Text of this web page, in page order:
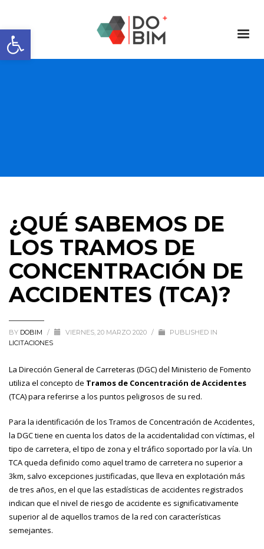
Abrir barra de herramientas
¿QUÉ SABEMOS DE
LOS TRAMOS DE
CONCENTRACIÓN DE
ACCIDENTES (TCA)?
BY DOBIM / VIERNES, 20 MARZO 2020 /
PUBLISHED IN
LICITACIONES
La Dirección General de Carreteras (DGC) del Ministerio de Fomento
utiliza el concepto de Tramos de Concentración de Accidentes
(TCA) para referirse a los puntos peligrosos de su red.
Para la identificación de los Tramos de Concentración de Accidentes,
la DGC tiene en cuenta los datos de la accidentalidad con víctimas, el
tipo de carretera, el tipo de zona y el tráfico soportado por la vía. Un
TCA queda definido como aquel tramo de carretera no superior a
3km, salvo excepciones justificadas, que lleva en explotación más
de tres años, en el que las estadísticas de accidentes registrados
indican que el nivel de riesgo de accidente es significativamente
superior al de aquellos tramos de la red con características
semejantes.